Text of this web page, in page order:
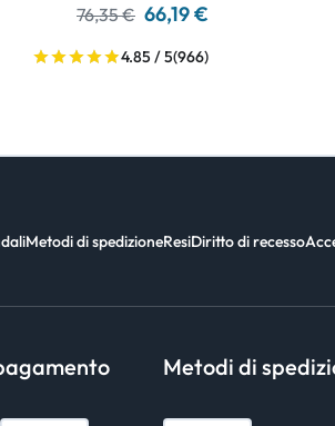
76,35 € 66,19 €
4.85 / 5(966)
Metodi di spedizioneResiDiritto di recesso
Metodi di